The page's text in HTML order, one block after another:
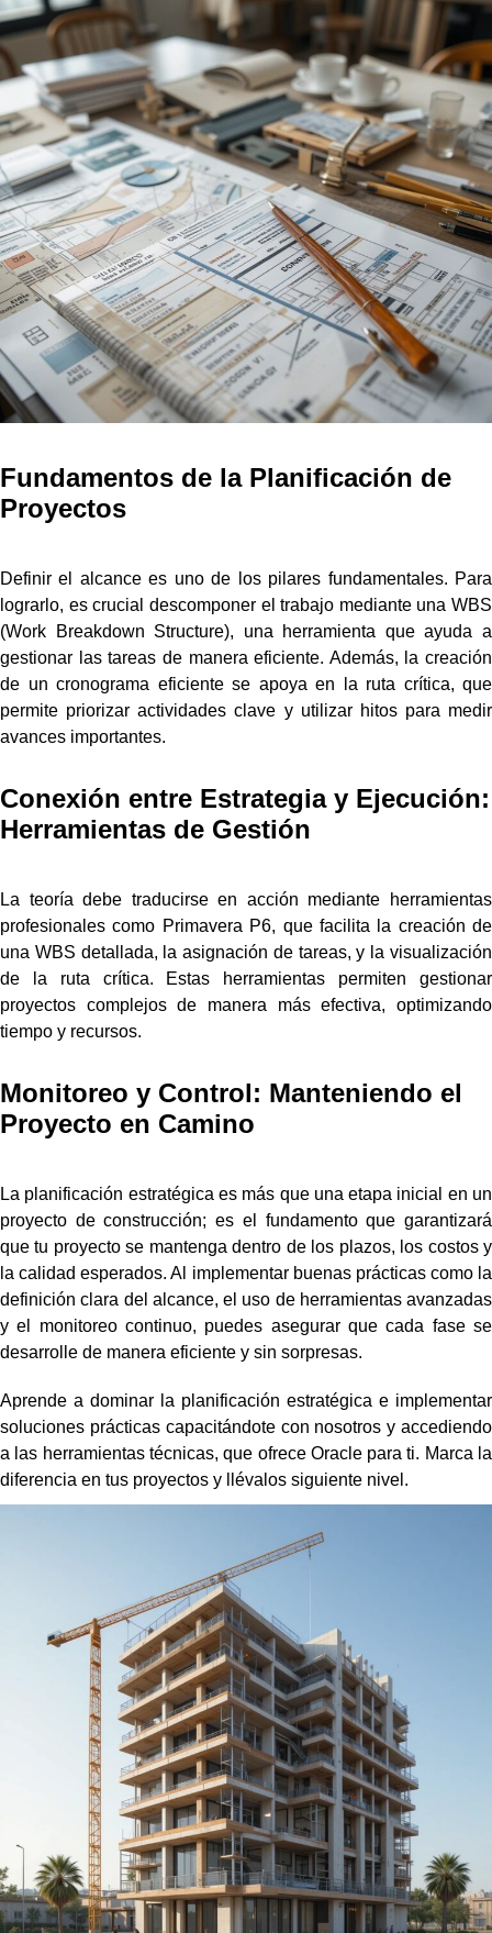
Fundamentos de la Planificación de
Proyectos
Definir el alcance es uno de los pilares fundamentales. Para
lograrlo, es crucial descomponer el trabajo mediante una WBS
(Work Breakdown Structure), una herramienta que ayuda a
gestionar las tareas de manera eficiente. Además, la creación
de un cronograma eficiente se apoya en la ruta crítica, que
permite priorizar actividades clave y utilizar hitos para medir
avances importantes.
Conexión entre Estrategia y Ejecución:
Herramientas de Gestión
La teoría debe traducirse en acción mediante herramientas
profesionales como Primavera P6, que facilita la creación de
una WBS detallada, la asignación de tareas, y la visualización
de la ruta crítica. Estas herramientas permiten gestionar
proyectos complejos de manera más efectiva, optimizando
tiempo y recursos.
Monitoreo y Control: Manteniendo el
Proyecto en Camino
La planificación estratégica es más que una etapa inicial en un
proyecto de construcción; es el fundamento que garantizará
que tu proyecto se mantenga dentro de los plazos, los costos y
la calidad esperados. Al implementar buenas prácticas como la
definición clara del alcance, el uso de herramientas avanzadas
y el monitoreo continuo, puedes asegurar que cada fase se
desarrolle de manera eficiente y sin sorpresas.
Aprende a dominar la planificación estratégica e implementar
soluciones prácticas capacitándote con nosotros y accediendo
a las herramientas técnicas, que ofrece Oracle para ti. Marca la
diferencia en tus proyectos y llévalos siguiente nivel.